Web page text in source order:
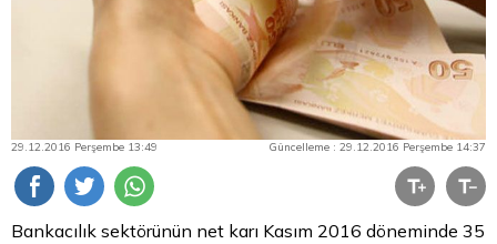
29.12.2016 Perşembe 13:49 Güncelleme : 29.12.2016 Perşembe 14:37
Bankacılık sektörünün net karı Kasım 2016 döneminde 35